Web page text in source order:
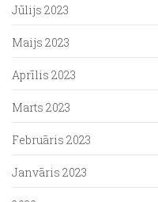
Jūlijs 2023
Maijs 2023
Aprīlis 2023
Marts 2023
Februāris 2023
Janvāris 2023